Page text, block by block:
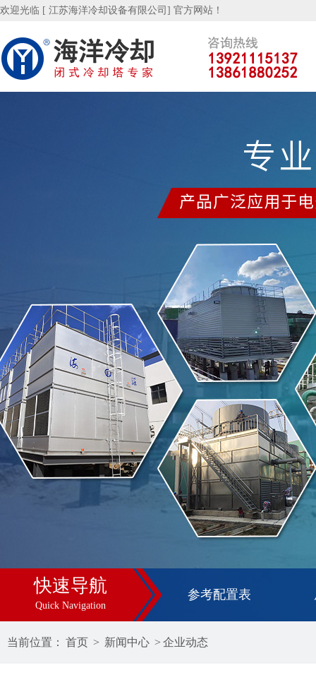
欢迎光临 [ 江苏海洋冷却设备有限公司] 官方网站！
快速导航
Quick Navigation
参考配置表
当前位置： 首页 > 新闻中心 > 企业动态